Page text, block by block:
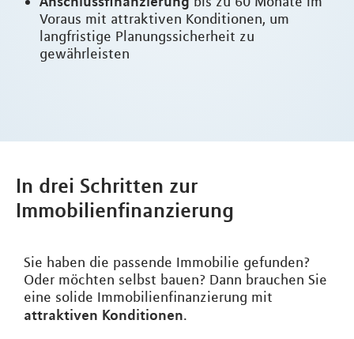
Voraus mit attraktiven Konditionen, um
langfristige Planungssicherheit zu
gewährleisten
In drei Schritten zur
Immobilienfinanzierung
Sie haben die passende Immobilie gefunden?
Oder möchten selbst bauen? Dann brauchen Sie
eine solide Immobilienfinanzierung mit
attraktiven Konditionen.